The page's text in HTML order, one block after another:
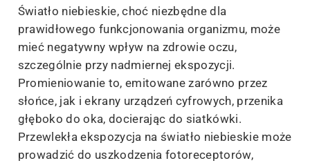
Światło niebieskie, choć niezbędne dla
prawidłowego funkcjonowania organizmu, może
mieć negatywny wpływ na zdrowie oczu,
szczególnie przy nadmiernej ekspozycji.
Promieniowanie to, emitowane zarówno przez
słońce, jak i ekrany urządzeń cyfrowych, przenika
głęboko do oka, docierając do siatkówki.
Przewlekła ekspozycja na światło niebieskie może
prowadzić do uszkodzenia fotoreceptorów,